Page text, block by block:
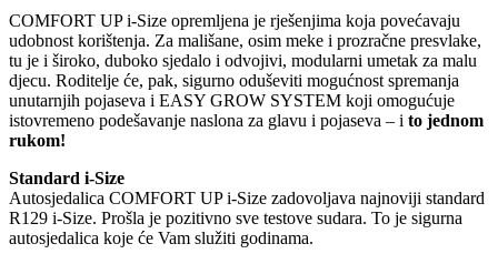
COMFORT UP i-Size opremljena je rješenjima koja povećavaju
udobnost korištenja. Za mališane, osim meke i prozračne presvlake,
tu je i široko, duboko sjedalo i odvojivi, modularni umetak za malu
djecu. Roditelje će, pak, sigurno oduševiti mogućnost spremanja
unutarnjih pojaseva i EASY GROW SYSTEM koji omogućuje
istovremeno podešavanje naslona za glavu i pojaseva – i to jednom
rukom!
Standard i-Size
Autosjedalica COMFORT UP i-Size zadovoljava najnoviji standard
R129 i-Size. Prošla je pozitivno sve testove sudara. To je sigurna
autosjedalica koje će Vam služiti godinama.